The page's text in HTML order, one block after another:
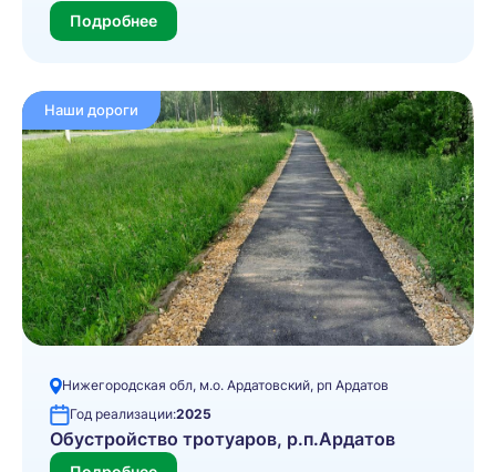
Подробнее
Наши дороги
Нижегородская обл, м.о. Ардатовский, рп Ардатов
Год реализации:2025
Обустройство тротуаров, р.п.Ардатов